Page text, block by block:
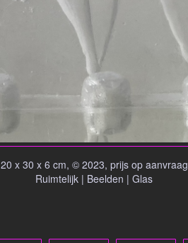
20 x 30 x 6 cm, © 2023, prijs op aanvraag
Ruimtelijk | Beelden | Glas